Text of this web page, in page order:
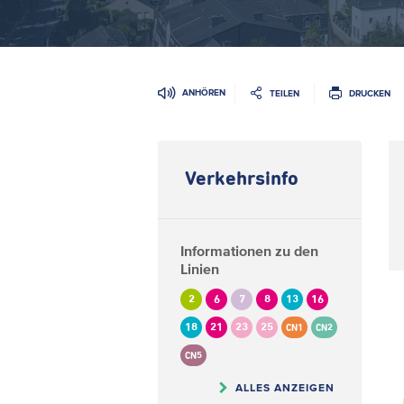
ANHÖREN TEILEN DRUCKEN
Verkehrsinfo
Informationen zu den
Linien
2 6 7 8 13 16
18 21 23 25 CN1 CN2
CN5
ALLES ANZEIGEN